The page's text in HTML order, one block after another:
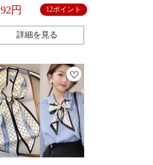
生百合格子韓国版マフラ
円 12ポイント
詳細を見る